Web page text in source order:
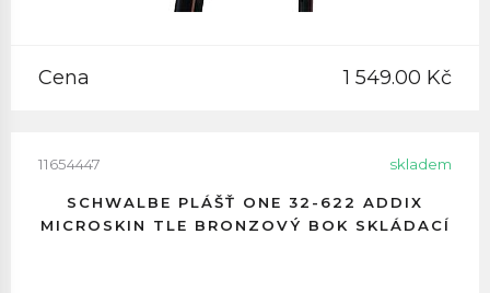
Cena 1 549.00 Kč
11654447 skladem
SCHWALBE PLÁŠŤ ONE 32-622 ADDIX
MICROSKIN TLE BRONZOVÝ BOK SKLÁDACÍ